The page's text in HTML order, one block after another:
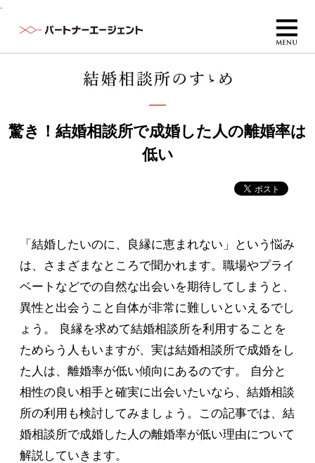
.
驚き！結婚相談所で成婚した人の離婚率は
低い
「結婚したいのに、良縁に恵まれない」という悩み
は、さまざまなところで聞かれます。職場やプライ
ベートなどでの自然な出会いを期待してしまうと、
異性と出会うこと自体が非常に難しいといえるでし
ょう。 良縁を求めて結婚相談所を利用することを
ためらう人もいますが、実は結婚相談所で成婚をし
た人は、離婚率が低い傾向にあるのです。 自分と
相性の良い相手と確実に出会いたいなら、結婚相談
所の利用も検討してみましょう。この記事では、結
婚相談所で成婚した人の離婚率が低い理由について
解説していきます。